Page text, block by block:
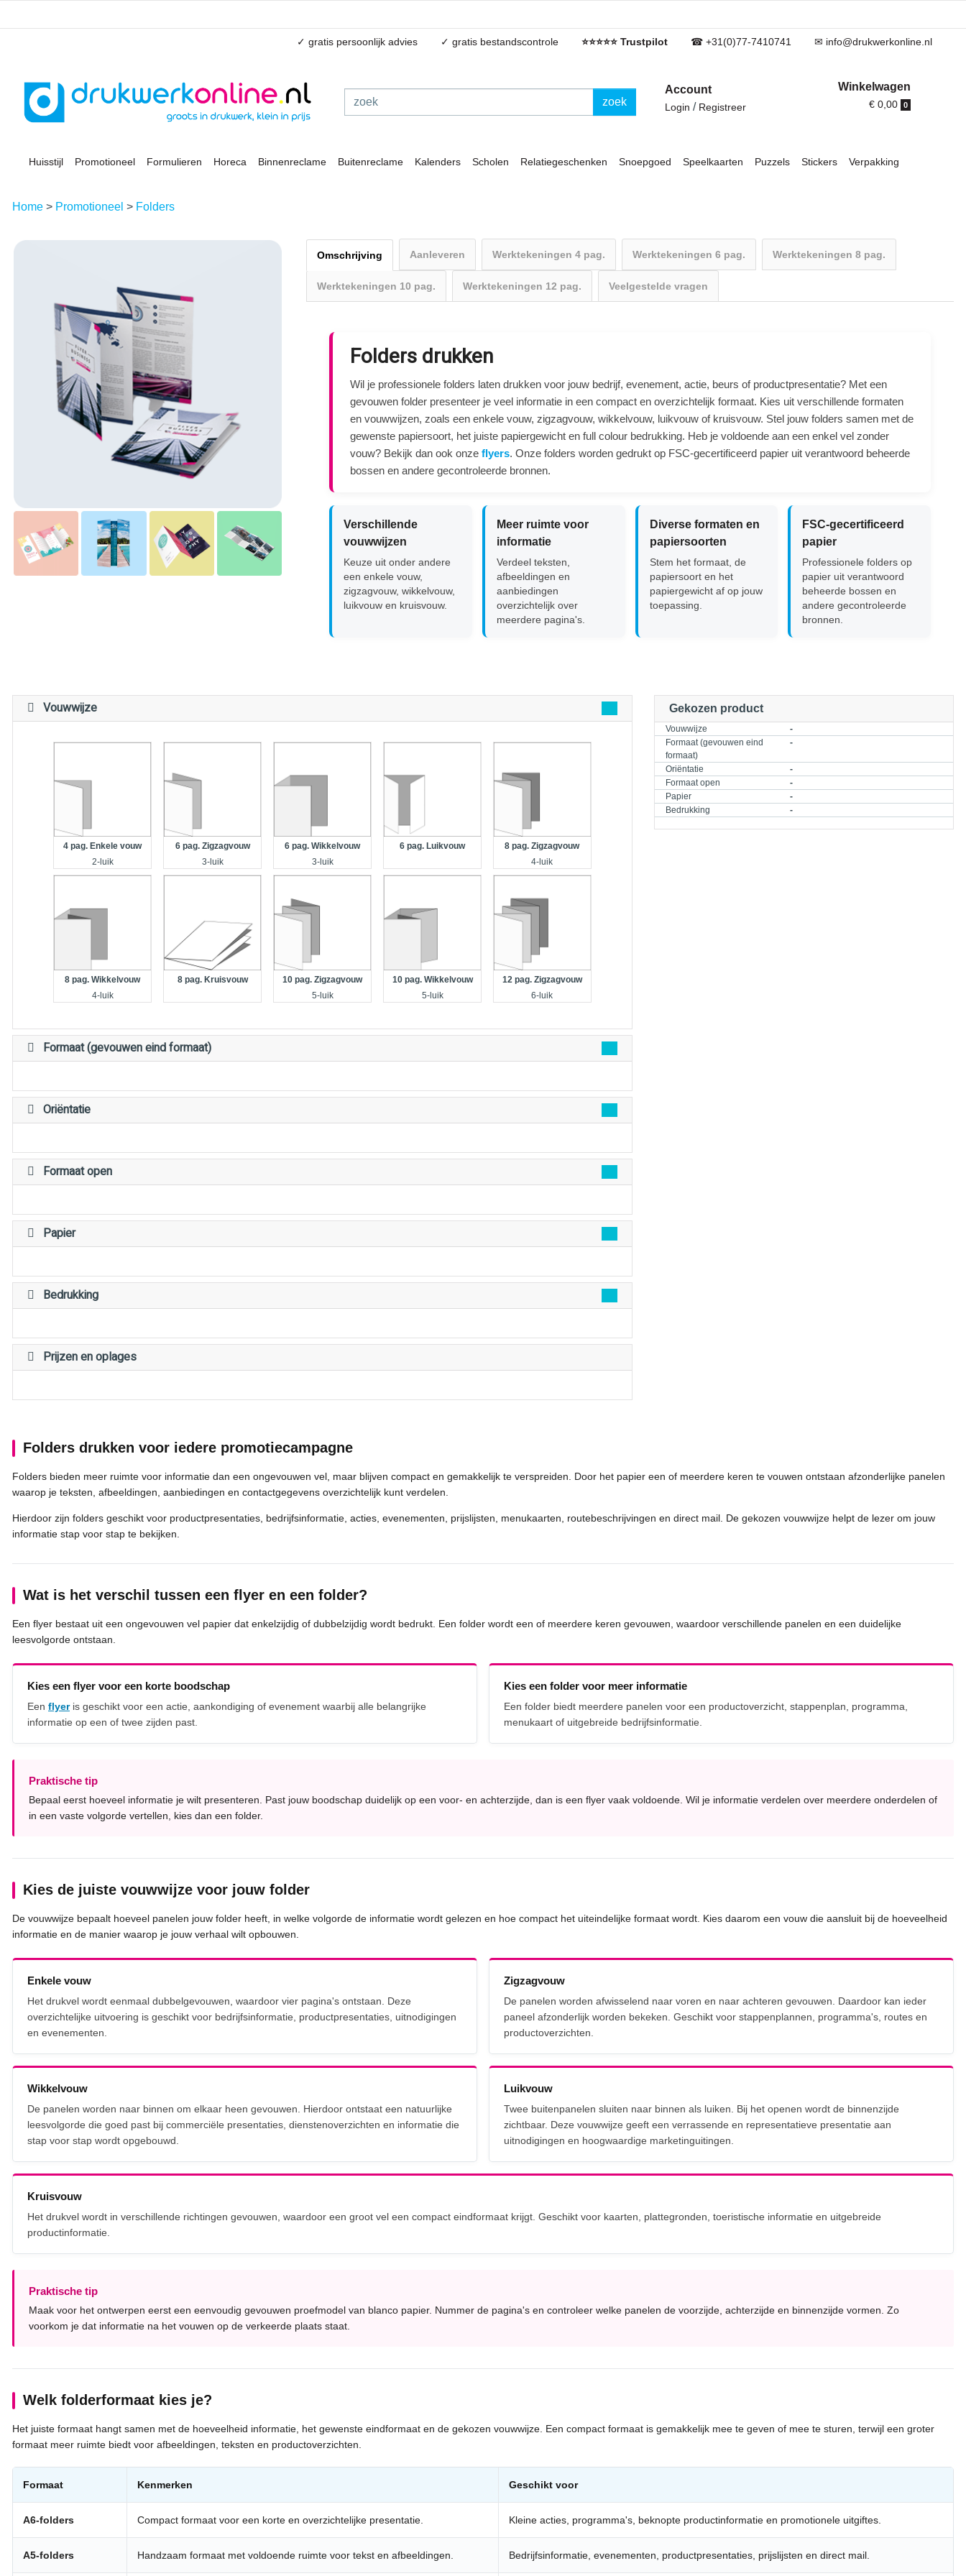
✓ gratis persoonlijk advies ✓ gratis bestandscontrole ⭐⭐⭐⭐⭐ Trustpilot ☎ +31(0)77-7410741 ✉ info@drukwerkonline.nl
zoek
Account
Login / Registreer
Winkelwagen
€ 0,00 0
Huisstijl Promotioneel Formulieren Horeca Binnenreclame Buitenreclame Kalenders Scholen Relatiegeschenken Snoepgoed Speelkaarten Puzzels Stickers Verpakking
Home > Promotioneel > Folders
Omschrijving Aanleveren Werktekeningen 4 pag. Werktekeningen 6 pag. Werktekeningen 8 pag.
Werktekeningen 10 pag. Werktekeningen 12 pag. Veelgestelde vragen
Folders drukken
Wil je professionele folders laten drukken voor jouw bedrijf, evenement, actie, beurs of productpresentatie? Met een
gevouwen folder presenteer je veel informatie in een compact en overzichtelijk formaat. Kies uit verschillende formaten
en vouwwijzen, zoals een enkele vouw, zigzagvouw, wikkelvouw, luikvouw of kruisvouw. Stel jouw folders samen met de
gewenste papiersoort, het juiste papiergewicht en full colour bedrukking. Heb je voldoende aan een enkel vel zonder
vouw? Bekijk dan ook onze flyers. Onze folders worden gedrukt op FSC-gecertificeerd papier uit verantwoord beheerde
bossen en andere gecontroleerde bronnen.
Verschillende
vouwwijzen
Keuze uit onder andere
een enkele vouw,
zigzagvouw, wikkelvouw,
luikvouw en kruisvouw.
Meer ruimte voor
informatie
Verdeel teksten,
afbeeldingen en
aanbiedingen
overzichtelijk over
meerdere pagina's.
Diverse formaten en
papiersoorten
Stem het formaat, de
papiersoort en het
papiergewicht af op jouw
toepassing.
FSC-gecertificeerd
papier
Professionele folders op
papier uit verantwoord
beheerde bossen en
andere gecontroleerde
bronnen.
Vouwwijze
4 pag. Enkele vouw
2-luik
6 pag. Zigzagvouw
3-luik
6 pag. Wikkelvouw
3-luik
6 pag. Luikvouw
8 pag. Zigzagvouw
4-luik
8 pag. Wikkelvouw
4-luik
8 pag. Kruisvouw
10 pag. Zigzagvouw
5-luik
10 pag. Wikkelvouw
5-luik
12 pag. Zigzagvouw
6-luik
Formaat (gevouwen eind formaat)
Oriëntatie
Formaat open
Papier
Bedrukking
Prijzen en oplages
Gekozen product
Vouwwijze
-
Formaat (gevouwen eind
formaat)
-
Oriëntatie
-
Formaat open
-
Papier
-
Bedrukking
-
Folders drukken voor iedere promotiecampagne
Folders bieden meer ruimte voor informatie dan een ongevouwen vel, maar blijven compact en gemakkelijk te verspreiden. Door het papier een of meerdere keren te vouwen ontstaan afzonderlijke panelen
waarop je teksten, afbeeldingen, aanbiedingen en contactgegevens overzichtelijk kunt verdelen.
Hierdoor zijn folders geschikt voor productpresentaties, bedrijfsinformatie, acties, evenementen, prijslijsten, menukaarten, routebeschrijvingen en direct mail. De gekozen vouwwijze helpt de lezer om jouw
informatie stap voor stap te bekijken.
Wat is het verschil tussen een flyer en een folder?
Een flyer bestaat uit een ongevouwen vel papier dat enkelzijdig of dubbelzijdig wordt bedrukt. Een folder wordt een of meerdere keren gevouwen, waardoor verschillende panelen en een duidelijke
leesvolgorde ontstaan.
Kies een flyer voor een korte boodschap
Een flyeris geschikt voor een actie, aankondiging of evenement waarbij alle belangrijke
informatie op een of twee zijden past.
Kies een folder voor meer informatie
Een folder biedt meerdere panelen voor een productoverzicht, stappenplan, programma,
menukaart of uitgebreide bedrijfsinformatie.
Praktische tip
Bepaal eerst hoeveel informatie je wilt presenteren. Past jouw boodschap duidelijk op een voor- en achterzijde, dan is een flyer vaak voldoende. Wil je informatie verdelen over meerdere onderdelen of
in een vaste volgorde vertellen, kies dan een folder.
Kies de juiste vouwwijze voor jouw folder
De vouwwijze bepaalt hoeveel panelen jouw folder heeft, in welke volgorde de informatie wordt gelezen en hoe compact het uiteindelijke formaat wordt. Kies daarom een vouw die aansluit bij de hoeveelheid
informatie en de manier waarop je jouw verhaal wilt opbouwen.
Enkele vouw
Het drukvel wordt eenmaal dubbelgevouwen, waardoor vier pagina's ontstaan. Deze
overzichtelijke uitvoering is geschikt voor bedrijfsinformatie, productpresentaties, uitnodigingen
en evenementen.
Zigzagvouw
De panelen worden afwisselend naar voren en naar achteren gevouwen. Daardoor kan ieder
paneel afzonderlijk worden bekeken. Geschikt voor stappenplannen, programma's, routes en
productoverzichten.
Wikkelvouw
De panelen worden naar binnen om elkaar heen gevouwen. Hierdoor ontstaat een natuurlijke
leesvolgorde die goed past bij commerciële presentaties, dienstenoverzichten en informatie die
stap voor stap wordt opgebouwd.
Luikvouw
Twee buitenpanelen sluiten naar binnen als luiken. Bij het openen wordt de binnenzijde
zichtbaar. Deze vouwwijze geeft een verrassende en representatieve presentatie aan
uitnodigingen en hoogwaardige marketinguitingen.
Kruisvouw
Het drukvel wordt in verschillende richtingen gevouwen, waardoor een groot vel een compact eindformaat krijgt. Geschikt voor kaarten, plattegronden, toeristische informatie en uitgebreide
productinformatie.
Praktische tip
Maak voor het ontwerpen eerst een eenvoudig gevouwen proefmodel van blanco papier. Nummer de pagina's en controleer welke panelen de voorzijde, achterzijde en binnenzijde vormen. Zo
voorkom je dat informatie na het vouwen op de verkeerde plaats staat.
Welk folderformaat kies je?
Het juiste formaat hangt samen met de hoeveelheid informatie, het gewenste eindformaat en de gekozen vouwwijze. Een compact formaat is gemakkelijk mee te geven of mee te sturen, terwijl een groter
formaat meer ruimte biedt voor afbeeldingen, teksten en productoverzichten.
Formaat Kenmerken Geschikt voor
A6-folders Compact formaat voor een korte en overzichtelijke presentatie. Kleine acties, programma's, beknopte productinformatie en promotionele uitgiftes.
A5-folders Handzaam formaat met voldoende ruimte voor tekst en afbeeldingen. Bedrijfsinformatie, evenementen, productpresentaties, prijslijsten en direct mail.